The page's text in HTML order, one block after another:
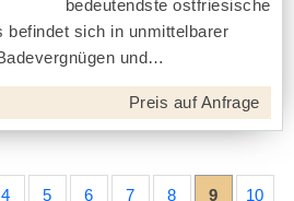
bedeutendste ostfriesische
befindet sich in unmittelbarer
und
Preis auf Anfrage
4 5 6 7 8 9 10